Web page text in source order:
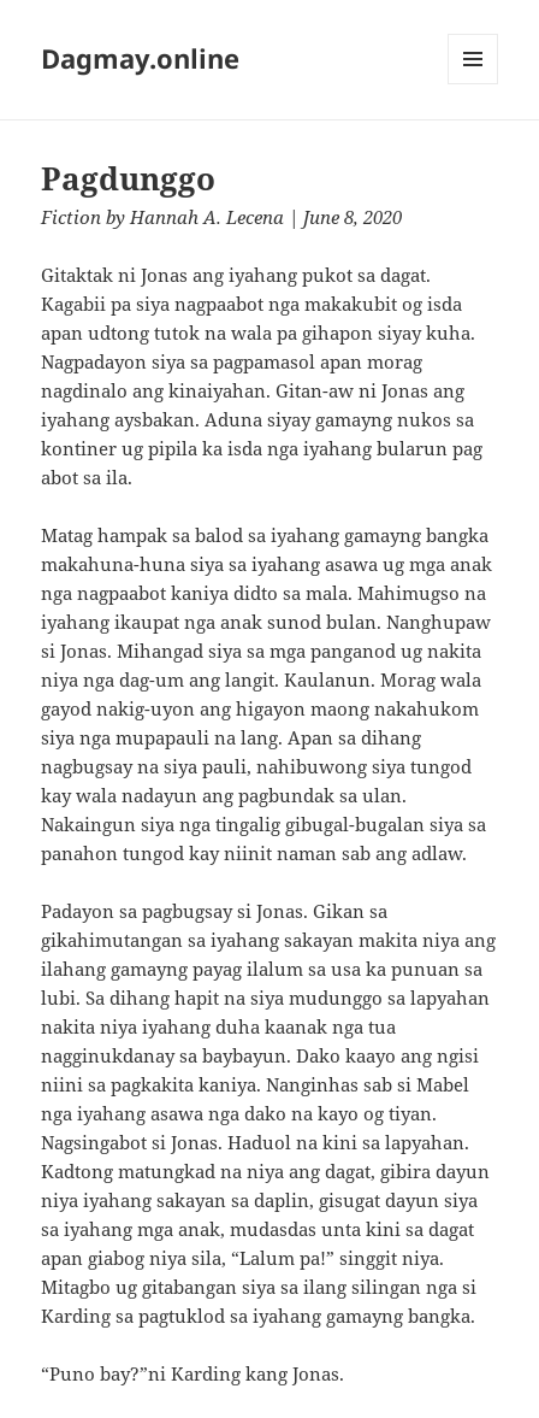
Dagmay.online
Pagdunggo
Fiction byHannah A. Lecena | June 8, 2020
Gitaktak ni Jonas ang iyahang pukot sa dagat.
Kagabii pa siya nagpaabot nga makakubit og isda
apan udtong tutok na wala pa gihapon siyay kuha.
Nagpadayon siya sa pagpamasol apan morag
nagdinalo ang kinaiyahan. Gitan-aw ni Jonas ang
iyahang aysbakan. Aduna siyay gamayng nukos sa
kontiner ug pipila ka isda nga iyahang bularun pag
abot sa ila.
Matag hampak sa balod sa iyahang gamayng bangka
makahuna-huna siya sa iyahang asawa ug mga anak
nga nagpaabot kaniya didto sa mala. Mahimugso na
iyahang ikaupat nga anak sunod bulan. Nanghupaw
si Jonas. Mihangad siya sa mga panganod ug nakita
niya nga dag-um ang langit. Kaulanun. Morag wala
gayod nakig-uyon ang higayon maong nakahukom
siya nga mupapauli na lang. Apan sa dihang
nagbugsay na siya pauli, nahibuwong siya tungod
kay wala nadayun ang pagbundak sa ulan.
Nakaingun siya nga tingalig gibugal-bugalan siya sa
panahon tungod kay niinit naman sab ang adlaw.
Padayon sa pagbugsay si Jonas. Gikan sa
gikahimutangan sa iyahang sakayan makita niya ang
ilahang gamayng payag ilalum sa usa ka punuan sa
lubi. Sa dihang hapit na siya mudunggo sa lapyahan
nakita niya iyahang duha kaanak nga tua
nagginukdanay sa baybayun. Dako kaayo ang ngisi
niini sa pagkakita kaniya. Nanginhas sab si Mabel
nga iyahang asawa nga dako na kayo og tiyan.
Nagsingabot si Jonas. Haduol na kini sa lapyahan.
Kadtong matungkad na niya ang dagat, gibira dayun
niya iyahang sakayan sa daplin, gisugat dayun siya
sa iyahang mga anak, mudasdas unta kini sa dagat
apan giabog niya sila, “Lalum pa!” singgit niya.
Mitagbo ug gitabangan siya sa ilang silingan nga si
Karding sa pagtuklod sa iyahang gamayng bangka.
“Puno bay?”ni Karding kang Jonas.